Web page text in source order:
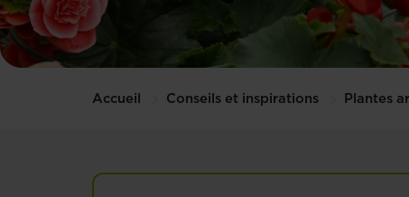
Accueil Conseils et inspirations Plantes